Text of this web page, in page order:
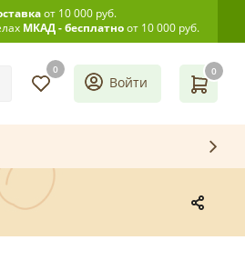
от 10 000 руб.
МКАД - бесплатноот 10 000 руб.
0 0
Войти